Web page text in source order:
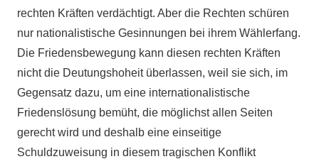
rechten Kräften verdächtigt. Aber die Rechten schüren
nur nationalistische Gesinnungen bei ihrem Wählerfang.
Die Friedensbewegung kann diesen rechten Kräften
nicht die Deutungshoheit überlassen, weil sie sich, im
Gegensatz dazu, um eine internationalistische
Friedenslösung bemüht, die möglichst allen Seiten
gerecht wird und deshalb eine einseitige
Schuldzuweisung in diesem tragischen Konflikt